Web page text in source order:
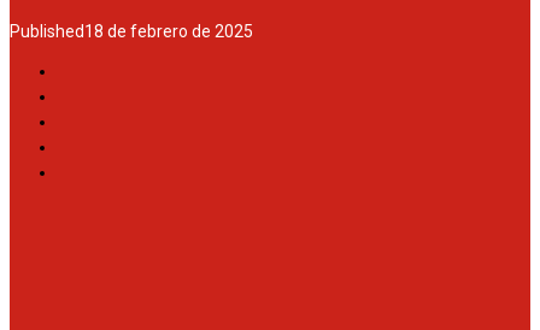
Published18 de febrero de 2025